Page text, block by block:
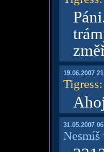
19.06.2007
Tigress:
31.05.2007